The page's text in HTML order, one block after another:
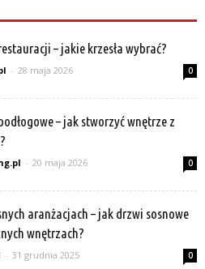
– jakie krzesła wybrać?
- 28 maja 2026 0
– jak stworzyć wnętrze z
- 20 maja 2026 0
aranżacjach – jak drzwi sosnowe
wnętrzach?
- 31 grudnia 2025 0